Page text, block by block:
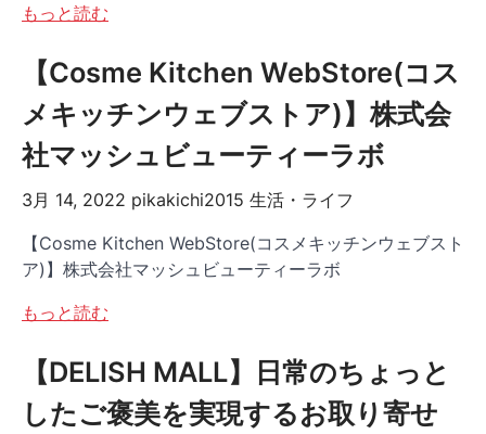
もっと読む
【Cosme Kitchen WebStore(コス
メキッチンウェブストア)】株式会
社マッシュビューティーラボ
3月 14, 2022 pikakichi2015 生活・ライフ
【Cosme Kitchen WebStore(コスメキッチンウェブスト
ア)】株式会社マッシュビューティーラボ
もっと読む
【DELISH MALL】日常のちょっと
したご褒美を実現するお取り寄せ